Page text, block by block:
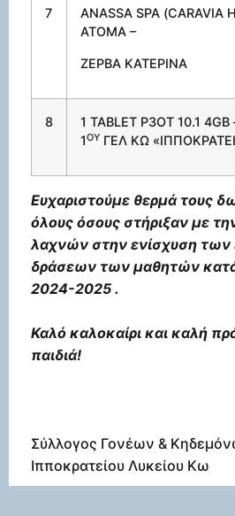
7 ANASSA SPA (CARAVIA
ΑΤΟΜΑ –
ΖΕΡΒΑ ΚΑΤΕΡΙΝΑ
8 1 TABLET P3OT 10.1 4GB
1ΟΥ ΓΕΛ ΚΩ
Ευχαριστούμε θερμά τους
όλους όσους στήριξαν με
λαχνών στην ενίσχυση των
δράσεων των μαθητών
2024-2025 .
Καλό καλοκαίρι και καλή
παιδιά!
Σύλλογος Γονέων &
Ιπποκρατείου Λυκείου Κω